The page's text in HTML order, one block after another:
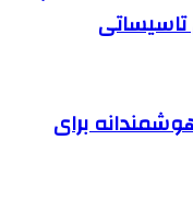
تاسیساتی
برای